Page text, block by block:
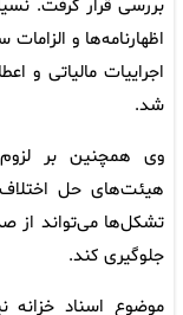
بررسی قرار گرفت.
اظهارنامه‌ها و
اجراییات مالیاتی و
شد.
وی همچنین بر
هیئت‌های حل اختلاف
تشکل‌ها می‌تواند از
جلوگیری کند.
موضوع اسناد